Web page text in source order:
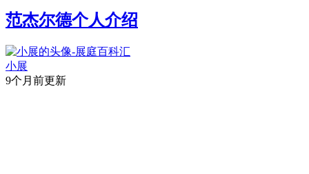
范杰尔德个人介绍
小展
9个月前更新